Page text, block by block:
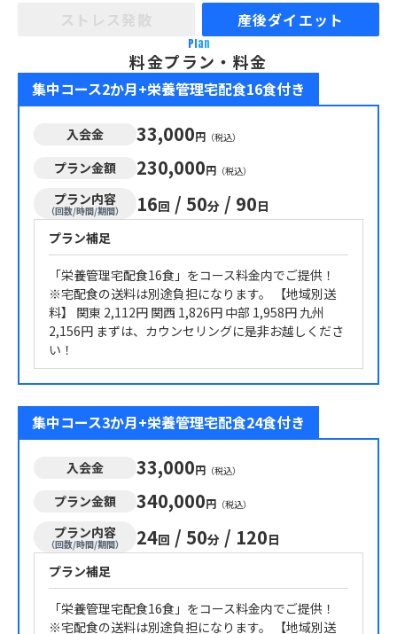
産後ダイエット
Plan
料金プラン・料金
集中コース2か月+栄養管理宅配食16食付き
入会金 33,000円 （税込）
プラン金額 230,000円 （税込）
プラン内容
（回数/時間/期間） 16回 / 50分 / 90日
プラン補足
「栄養管理宅配食16食」をコース料金内でご提供！
※宅配食の送料は別途負担になります。 【地域別送
料】 関東 2,112円 関西 1,826円 中部 1,958円 九州
2,156円 まずは、カウンセリングに是非お越しくださ
い！
集中コース3か月+栄養管理宅配食24食付き
入会金 33,000円 （税込）
プラン金額 340,000円 （税込）
プラン内容
（回数/時間/期間） 24回 / 50分 / 120日
プラン補足
「栄養管理宅配食16食」をコース料金内でご提供！
※宅配食の送料は別途負担になります。 【地域別送